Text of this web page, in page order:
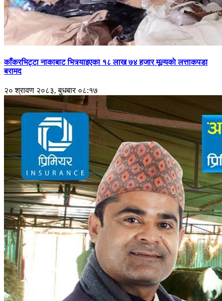
काँकरभिट्टा नाकाबाट भित्र्याइएका १८ लाख ७४ हजार मूल्यकाे लत्ताकपडा
बरामद
२० श्रावण २०८३, बुधबार ०८:१७